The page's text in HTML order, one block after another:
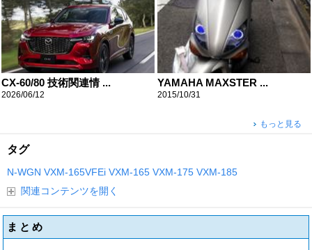
CX-60/80 技術関連情 ...
2026/06/12
YAMAHA MAXSTER ...
2015/10/31
もっと見る
タグ
N-WGN VXM-165VFEi VXM-165 VXM-175 VXM-185
関連コンテンツを開く
まとめ